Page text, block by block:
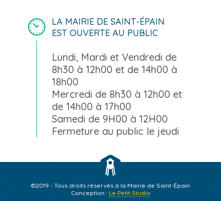
LA MAIRIE DE SAINT-ÉPAIN
EST OUVERTE AU PUBLIC
Lundi, Mardi et Vendredi de
8h30 à 12h00 et de 14h00 à
18h00
Mercredi de 8h30 à 12h00 et
de 14h00 à 17h00
Samedi de 9H00 à 12H00
Fermeture au public le jeudi
©2019 - Tous droits réservés à la Mairie de Saint-Épain
Conception : Le Petit Studio